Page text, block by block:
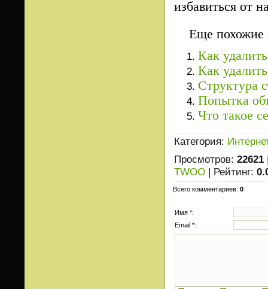
избавиться от
Еще похожие
Как
Как
Структура
Попытка
Что такое
Категория:
Просмотров: 22621
TWOO | Рейтинг:
Всего комментариев: 0
Имя *:
Email *: